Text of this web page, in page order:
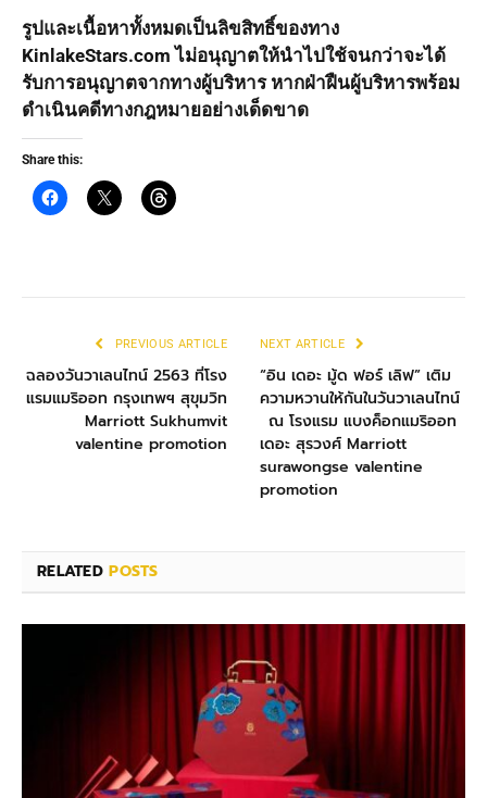
รูปและเนื้อหาทั้งหมดเป็นลิขสิทธิ์ของทาง
KinlakeStars.com ไม่อนุญาตให้นำไปใช้จนกว่าจะได้
รับการอนุญาตจากทางผู้บริหาร หากฝ่าฝืนผู้บริหารพร้อม
ดำเนินคดีทางกฎหมายอย่างเด็ดขาด
Share this:
PREVIOUS ARTICLE
ฉลองวันวาเลนไทน์ 2563 ที่โรง
แรมแมริออท กรุงเทพฯ สุขุมวิท
Marriott Sukhumvit
valentine promotion
NEXT ARTICLE
“อิน เดอะ มู้ด ฟอร์ เลิฟ” เติม
ความหวานให้กันในวันวาเลนไทน์
ณ โรงแรม แบงค็อกแมริออท
เดอะ สุรวงศ์ Marriott
surawongse valentine
promotion
RELATEDPOSTS